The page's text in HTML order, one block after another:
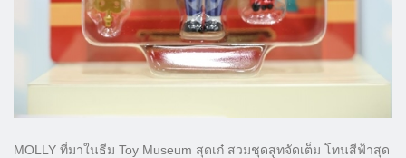
MOLLY ที่มาในธีม Toy Museum สุดเก๋ สวมชุดสูทจัดเต็ม โทนสีฟ้าสุด